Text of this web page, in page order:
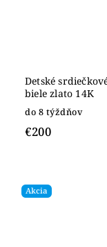
Detské
biele zlato 14K
do 8 týždňov
€200
Akcia